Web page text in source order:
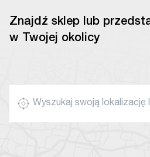
Znajdź sklep lub
w Twojej okolicy